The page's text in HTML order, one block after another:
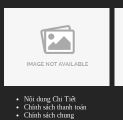
Nội dung Chi Tiết
Chính sách thanh toán
Chính sách chung